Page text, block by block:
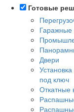
Готовые
Гаражные
Двери
под ключ
Откатные